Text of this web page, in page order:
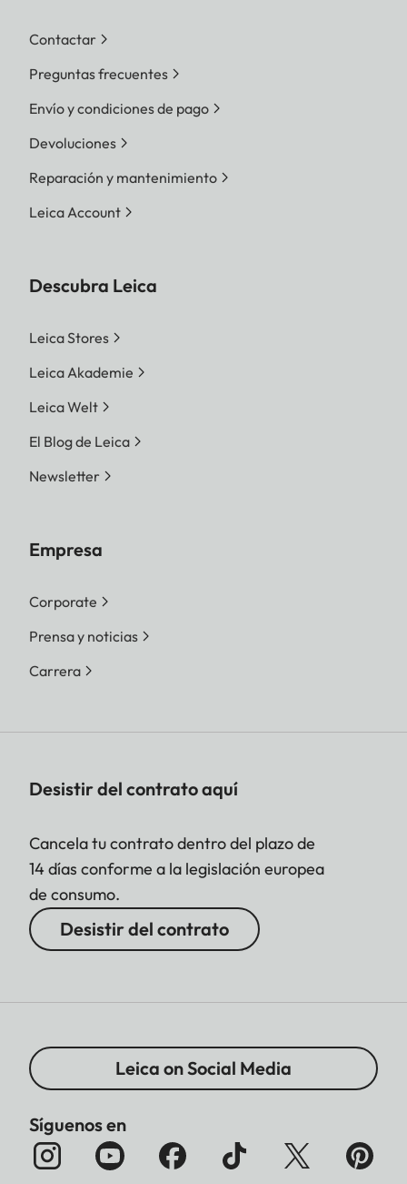
Contactar
Preguntas frecuentes
Envío y condiciones de pago
Devoluciones
Reparación y mantenimiento
Leica Account
Descubra Leica
Leica Stores
Leica Akademie
Leica Welt
El Blog de Leica
Newsletter
Empresa
Corporate
Prensa y noticias
Carrera
Desistir del contrato aquí
Cancela tu contrato dentro del plazo de
14 días conforme a la legislación europea
de consumo.
Desistir del contrato
Leica on Social Media
Síguenos en